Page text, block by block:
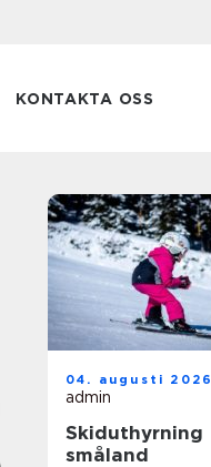
KONTAKTA OSS
04. augusti 2026
admin
Skiduthyrning
småland